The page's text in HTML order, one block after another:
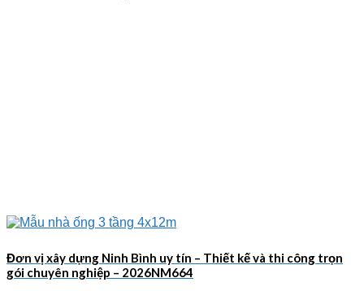
Đơn vị xây dựng Ninh Bình uy tín – Thiết kế và thi công trọn
gói chuyên nghiệp – 2026NM664